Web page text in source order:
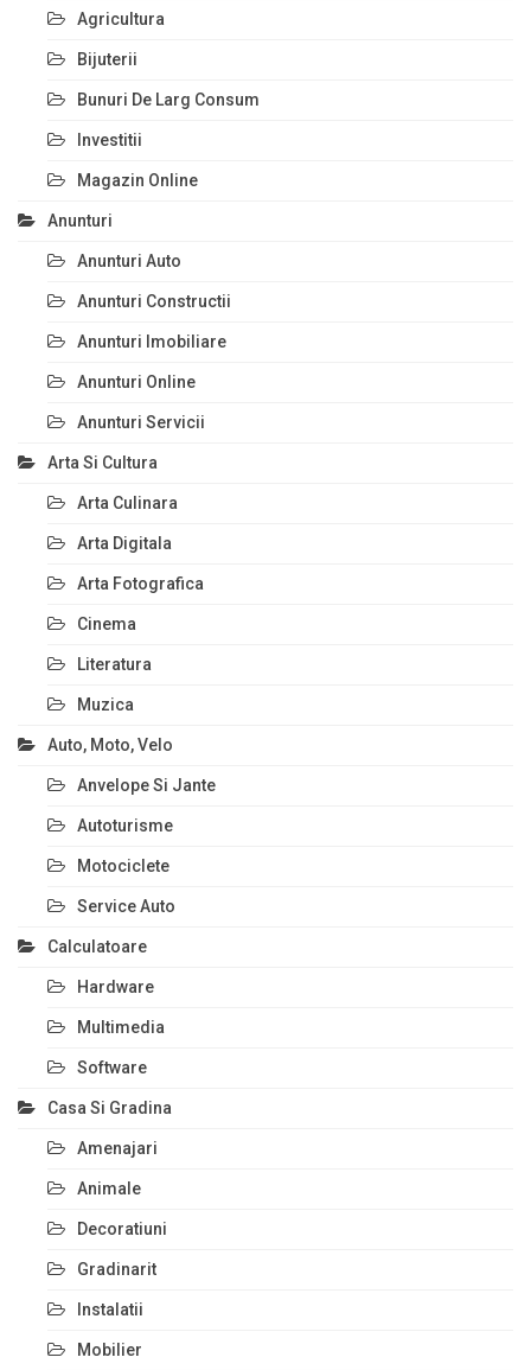
Agricultura
Bijuterii
Bunuri De Larg Consum
Investitii
Magazin Online
Anunturi
Anunturi Auto
Anunturi Constructii
Anunturi Imobiliare
Anunturi Online
Anunturi Servicii
Arta Si Cultura
Arta Culinara
Arta Digitala
Arta Fotografica
Cinema
Literatura
Muzica
Auto, Moto, Velo
Anvelope Si Jante
Autoturisme
Motociclete
Service Auto
Calculatoare
Hardware
Multimedia
Software
Casa Si Gradina
Amenajari
Animale
Decoratiuni
Gradinarit
Instalatii
Mobilier